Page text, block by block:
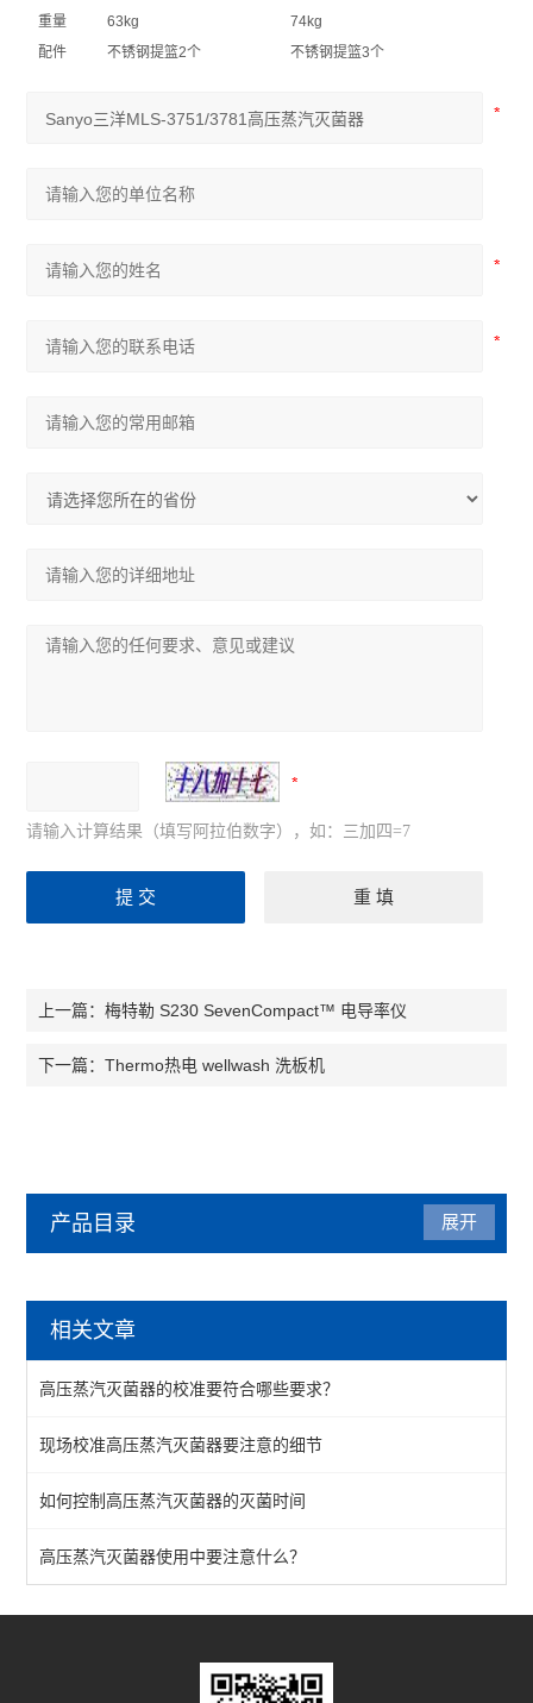
重量
63kg
74kg
配件
不锈钢提篮2个 不锈钢提篮3个
请输入计算结果（填写阿拉伯数字），如：三加四=7
上一篇：梅特勒 S230 SevenCompact™ 电导率仪
下一篇：Thermo热电 wellwash 洗板机
产品目录
纳米粒度仪
水份测定仪
空气质量检测仪
溶解氧测定仪
自动化工作站
展开
相关文章
高压蒸汽灭菌器的校准要符合哪些要求？
现场校准高压蒸汽灭菌器要注意的细节
如何控制高压蒸汽灭菌器的灭菌时间
高压蒸汽灭菌器使用中要注意什么？